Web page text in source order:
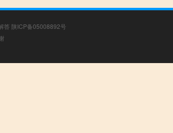
答 陕ICP备05008892号